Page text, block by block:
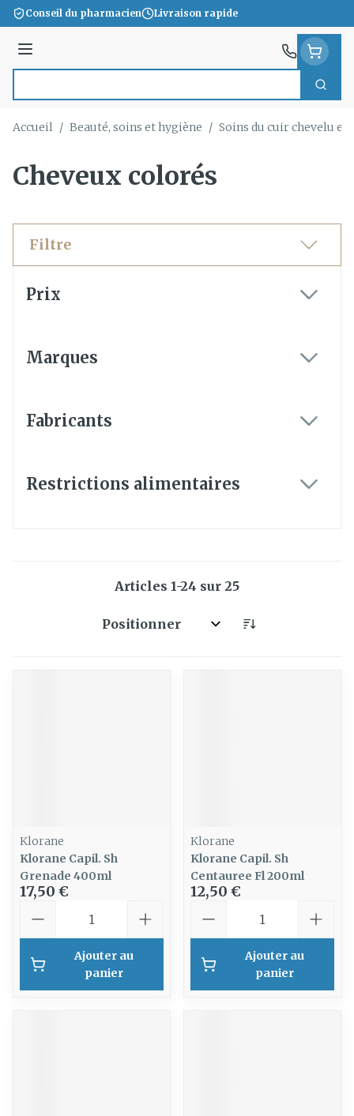
Aller au contenu
Conseil du pharmacien Livraison rapide
Menu
Accueil / Beauté, soins et hygiène / Soins du cuir chevelu et
Cheveux colorés
Filtre
Prix
Marques
Fabricants
Restrictions alimentaires
Articles 1-24 sur 25
Trier par:
Klorane
Klorane Capil. Sh
Grenade 400ml
17,50 €
Ajouter au
panier
Klorane
Klorane Capil. Sh
Centauree Fl 200ml
12,50 €
Ajouter au
panier